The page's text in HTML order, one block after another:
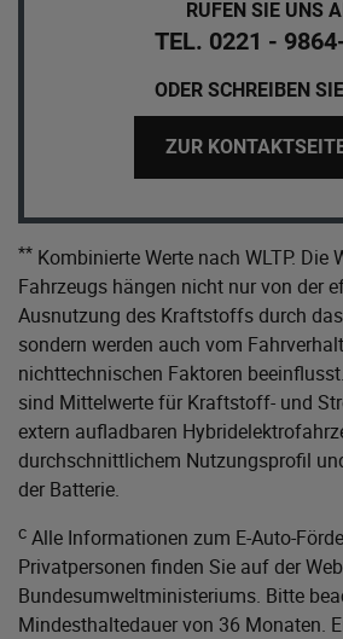
RUFEN SIE UNS
TEL. 0221 -
ODER SCHREIBEN
ZUR
** Kombinierte Werte nach WLTP. Die
Fahrzeugs hängen nicht nur von der
Ausnutzung des Kraftstoffs durch
sondern werden auch vom
nichttechnischen Faktoren
sind Mittelwerte für Kraftstoff- und
extern aufladbaren
durchschnittlichem Nutzungsprofil
der Batterie.
c Alle Informationen zum E-Auto-
Privatpersonen finden Sie auf der
Bundesumweltministeriums. Bitte
Mindesthaltedauer von 36 Monaten.